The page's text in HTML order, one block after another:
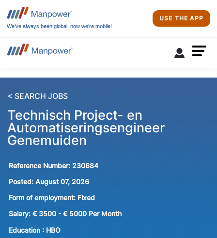
We’ve always been global, now we’re mobile!
USE THE APP
< SEARCH JOBS
Technisch Project- en
Automatiseringsengineer
Genemuiden
Reference Number: 230684
Posted: August 07, 2026
Form of employment: Fixed
Salary: € 3500 - € 5000 Per Month
Education : HBO